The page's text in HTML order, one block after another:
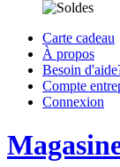
Carte cadeau
À propos
Besoin
Compte
Connexion